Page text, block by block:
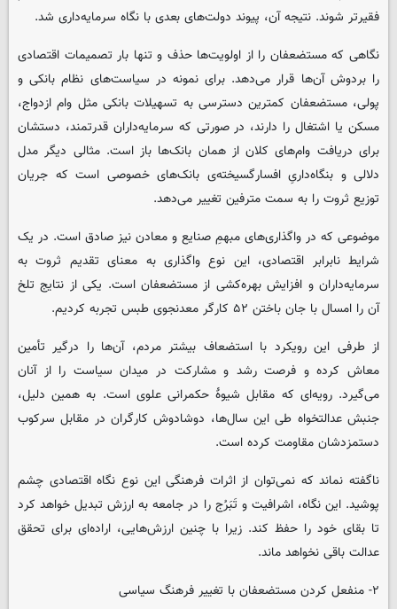
فقیرتر شوند. نتیجه آن، پیوند دولت‌های بعدی با نگاه سرمایه‌داری شد.
نگاهی که مستضعفان را از اولویت‌ها حذف و تنها بار تصمیمات اقتصادی
را بردوش آن‌ها قرار می‌دهد. برای نمونه در سیاست‌های نظام بانکی و
پولی، مستضعفان کمترین دسترسی به تسهیلات بانکی مثل وام ازدواج،
مسکن یا اشتغال را دارند، در صورتی که سرمایه‌داران قدرتمند، دستشان
برای دریافت وام‌های کلان از همان بانک‌ها باز است. مثالی دیگر مدل
دلالی و بنگاه‌داریِ افسارگسیخته‌ی بانک‌های خصوصی است که جریان
توزیع ثروت را به سمت مترفین تغییر می‌دهد.
موضوعی که در واگذاری‌های مبهمِ صنایع و معادن نیز صادق است. در یک
شرایط نابرابر اقتصادی، این نوع واگذاری به معنای تقدیم ثروت به
سرمایه‌داران و افزایش بهره‌کشی از مستضعفان است. یکی از نتایج تلخ
آن‌ را امسال با جان باختن ۵۲ کارگر معدنجوی طبس تجربه کردیم.
از طرفی این رویکرد با استضعاف بیشتر مردم، آن‌ها را درگیر تأمین
معاش کرده و فرصت رشد و مشارکت در میدان سیاست را از آنان
می‌گیرد. رویه‌ای که مقابل شیوۀ حکمرانی علوی است. به همین دلیل،
جنبش عدالتخواه طی این سال‌ها، دوشادوش کارگران در مقابل سرکوب
دستمزدشان مقاومت کرده است.
ناگفته نماند که نمی‌توان از اثرات فرهنگی این نوع نگاه اقتصادی چشم
پوشید. این نگاه، اشرافیت و تَبَرُج را در جامعه به ارزش تبدیل خواهد کرد
تا بقای خود را حفظ کند. زیرا با چنین ارزش‌هایی، اراده‌ای برای تحقق
عدالت باقی نخواهد ماند.
۲- منفعل کردن مستضعفان با تغییر فرهنگ سیاسی